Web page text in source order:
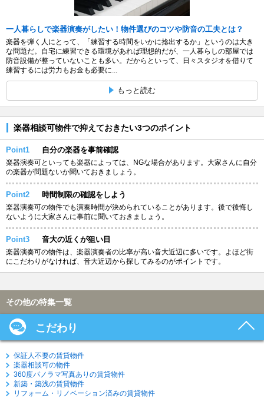
一人暮らしで楽器演奏がしたい！物件選びのコツや防音の工夫とは？
楽器を弾く人にとって、「練習する時間をいかに捻出するか」というのは大き
な問題だ。自宅に練習できる環境があれば理想的だが、一人暮らしの部屋では
防音設備が整っていないことも多い。だからといって、日々スタジオを借りて
練習するには労力もお金も必要に...
もっと読む
楽器相談可物件で抑えておきたい3つのポイント
Point1 自分の楽器を事前確認
楽器演奏可といっても楽器によっては、NGな場合があります。大家さんに自分
の楽器が問題ないか聞いておきましょう。
Point2 時間制限の確認をしよう
楽器演奏可の物件でも演奏時間が決められていることがあります。後で後悔し
ないように大家さんに事前に聞いておきましょう。
Point3 音大の近くが狙い目
楽器演奏可の物件は、楽器演奏者の比率が高い音大近辺に多いです。よほど街
にこだわりがなければ、音大近辺から探してみるのがポイントです。
その他の特集一覧
こだわり
保証人不要の賃貸物件
楽器相談可の物件
360度パノラマ写真ありの賃貸物件
新築・築浅の賃貸物件
リフォーム・リノベーション済みの賃貸物件